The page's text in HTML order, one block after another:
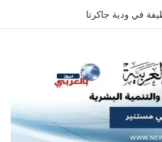
في ودية جاكرتا